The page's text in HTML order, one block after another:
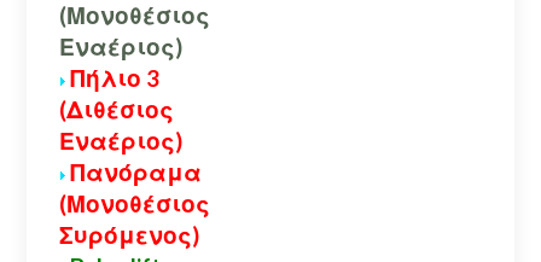
(Μονοθέσιος
Εναέριος)
Πήλιο 3
(Διθέσιος
Εναέριος)
Πανόραμα
(Μονοθέσιος
Συρόμενος)